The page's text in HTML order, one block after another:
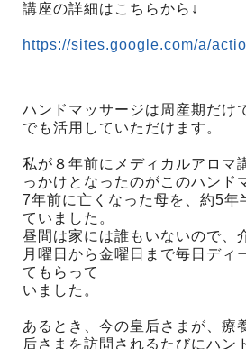
講座の詳細はこちらから↓
https://sites.google.com/a/
ハンドマッサージは周産期だけ
でも活用していただけます。
私が８年前にメディカルアロマ
っかけとなったのがこのハンド
7年前に亡くなった母を、約5年
ていました。
昼間は家には誰もいないので、
月曜日から金曜日まで毎日ディ
てもらって
いました。
あるとき、今の皇后さまが、療
后さまを訪問されるたびにハン